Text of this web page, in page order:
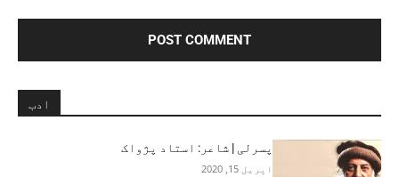
ادب
پسرلی | شاعر: استاد پژواک
اپریل 15, 2020